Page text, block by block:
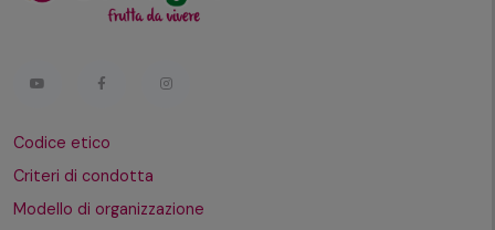
Codice etico
Criteri di condotta
Modello di organizzazione